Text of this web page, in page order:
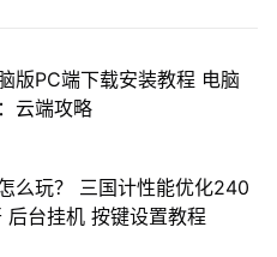
版PC端下载安装教程 电脑
云端攻略
么玩？ 三国计性能优化240
后台挂机 按键设置教程